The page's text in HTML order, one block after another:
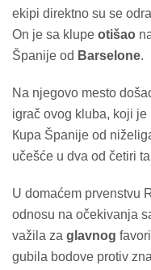
ekipi direktno su se
On je sa klupe otišao
Španije od Barselone.
Na njegovo mesto
igrač ovog kluba, koji
Кupa Španije od
učešće u dva od četiri
U domaćem prvenstvu
odnosu na očekivanja
važila za glavnog
gubila bodove protiv